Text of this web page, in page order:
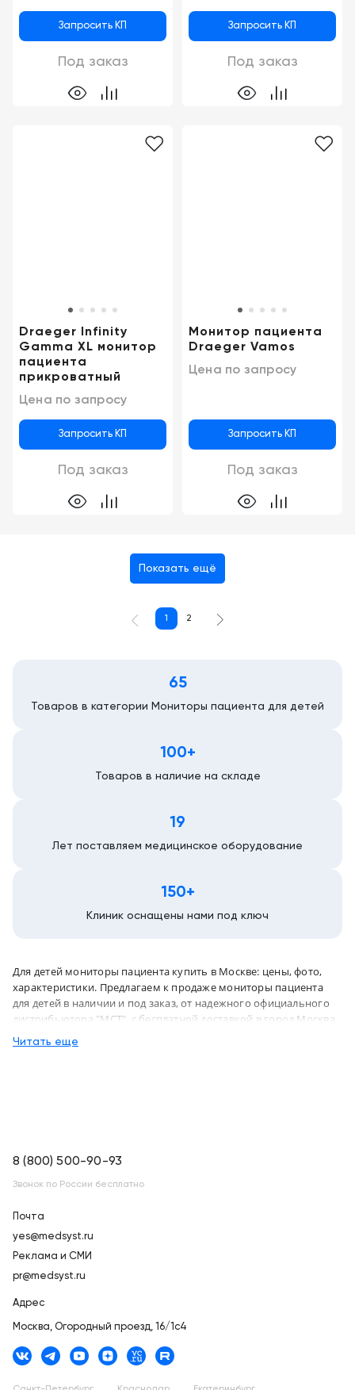
Запросить КП
Под заказ
Запросить КП
Под заказ
Draeger Infinity
Gamma XL монитор
пациента
прикроватный
Цена по запросу
Запросить КП
Под заказ
Монитор пациента
Draeger Vamos
Цена по запросу
Запросить КП
Под заказ
Показать ещё
1 2
65
Товаров в категории Мониторы пациента для детей
100+
Товаров в наличие на складе
19
Лет поставляем медицинское оборудование
150+
Клиник оснащены нами под ключ
Для детей мониторы пациента купить в Москве: цены, фото,
характеристики. Предлагаем к продаже мониторы пациента
для детей в наличии и под заказ, от надежного официального
дистрибьютора "МСТ", с бесплатной доставкой в город Москва
и по всей России
Читать еще
8 (800) 500-90-93
Звонок по России бесплатно
Почта
yes@medsyst.ru
Реклама и СМИ
pr@medsyst.ru
Адрес
Москва, Огородный проезд, 16/1с4